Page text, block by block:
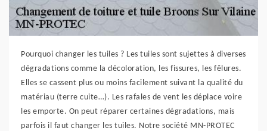
Pourquoi changer les tuiles ? Les tuiles sont sujettes à diverses
dégradations comme la décoloration, les fissures, les fêlures.
Elles se cassent plus ou moins facilement suivant la qualité du
matériau (terre cuite…). Les rafales de vent les déplace voire
les emporte. On peut réparer certaines dégradations, mais
parfois il faut changer les tuiles. Notre société MN-PROTEC